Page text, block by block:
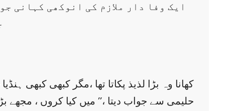
ایک وفا دار ملازم کی انوکھی کہانی
کھانا وہ بڑا لذیذ پکاتا تھا ،مگر کبھی کبھی
حلیمی سے جواب دیتا ،’’ میں کیا کروں ،